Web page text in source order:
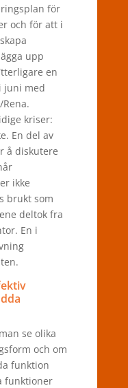
för
och för att i
upp
en
juni med
kriser:
En del av
å diskutere
ikke
brukt som
deltok fra
En i
se olika
och om
funktion
funktioner